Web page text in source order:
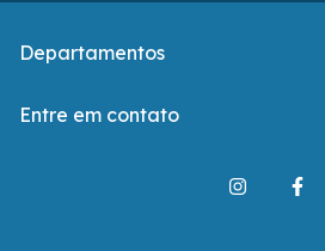
Departamentos
Entre em contato